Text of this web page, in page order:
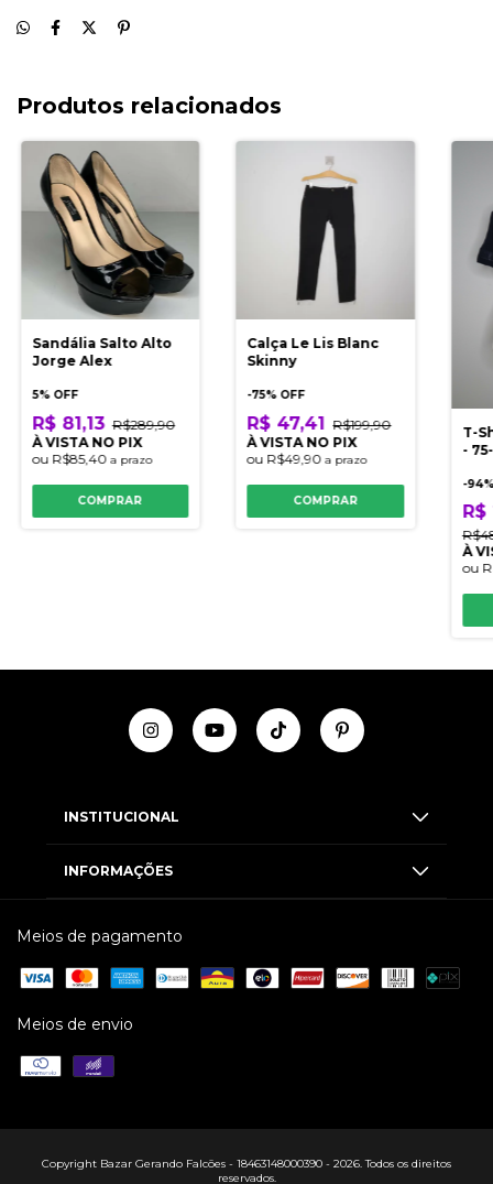
Produtos relacionados
Sandália Salto Alto
Jorge Alex
5% OFF
R$ 81,13 R$289,90
À VISTA NO PIX
ou R$85,40 a prazo
COMPRAR
Calça Le Lis Blanc
Skinny
-75% OFF
R$ 47,41 R$199,90
À VISTA NO PIX
ou R$49,90a prazo
COMPRAR
T-
-
-94
À
ou
INSTITUCIONAL
INFORMAÇÕES
Meios de pagamento
Meios de envio
Copyright Bazar Gerando Falcões - 18463148000390 - 2026. Todos os direitos
reservados.